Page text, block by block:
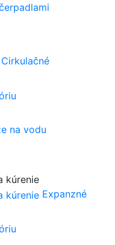
Cirkulačné
na vodu
Expanzné